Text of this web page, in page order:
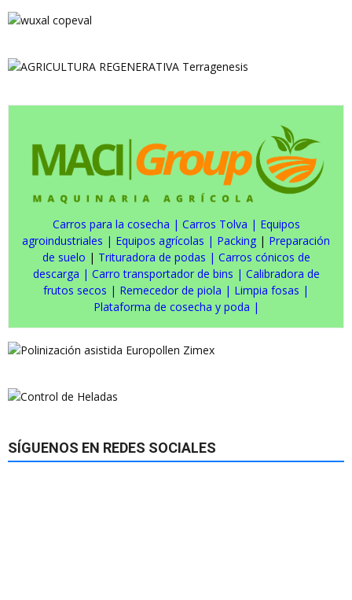
Carros para la cosecha | Carros Tolva | Equipos
agroindustriales | Equipos agrícolas | Packing | Preparación
de suelo | Trituradora de podas | Carros cónicos de
descarga | Carro transportador de bins | Calibradora de
frutos secos | Remecedor de piola | Limpia fosas |
Plataforma de cosecha y poda |
SÍGUENOS EN REDES SOCIALES